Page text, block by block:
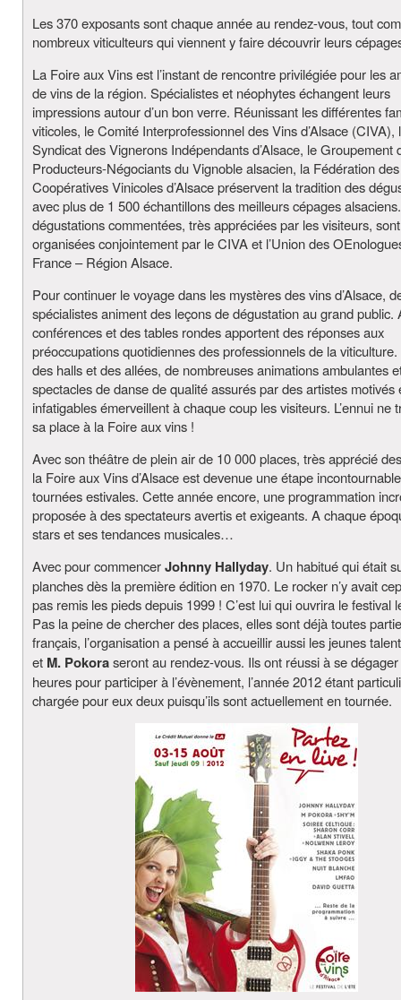
Les 370 exposants sont chaque année au rendez-vous, tout
nombreux viticulteurs qui viennent y faire découvrir leurs
La Foire aux Vins est l’instant de rencontre privilégiée pour les
de vins de la région. Spécialistes et néophytes échangent leurs
impressions autour d’un bon verre. Réunissant les différentes
viticoles, le Comité Interprofessionnel des Vins d’Alsace (CIVA),
Syndicat des Vignerons Indépendants d’Alsace, le Groupement
Producteurs-Négociants du Vignoble alsacien, la Fédération des
Coopératives Vinicoles d’Alsace préservent la tradition des
avec plus de 1 500 échantillons des meilleurs cépages
dégustations commentées, très appréciées par les visiteurs, sont
organisées conjointement par le CIVA et l’Union des
France – Région Alsace.
Pour continuer le voyage dans les mystères des vins d’Alsace,
spécialistes animent des leçons de dégustation au grand public.
conférences et des tables rondes apportent des réponses aux
préoccupations quotidiennes des professionnels de la
des halls et des allées, de nombreuses animations ambulantes
spectacles de danse de qualité assurés par des artistes motivés
infatigables émerveillent à chaque coup les visiteurs. L’ennui ne
sa place à la Foire aux vins !
Avec son théâtre de plein air de 10 000 places, très apprécié
la Foire aux Vins d’Alsace est devenue une étape
tournées estivales. Cette année encore, une programmation
proposée à des spectateurs avertis et exigeants. A chaque
stars et ses tendances musicales…
Avec pour commencerJohnny Hallyday. Un habitué qui était
planches dès la première édition en 1970. Le rocker n’y avait
pas remis les pieds depuis 1999 ! C’est lui qui ouvrira le festival
Pas la peine de chercher des places, elles sont déjà toutes
français, l’organisation a pensé à accueillir aussi les jeunes
et M. Pokoraseront au rendez-vous. Ils ont réussi à se
heures pour participer à l’évènement, l’année 2012 étant
chargée pour eux deux puisqu’ils sont actuellement en tournée.